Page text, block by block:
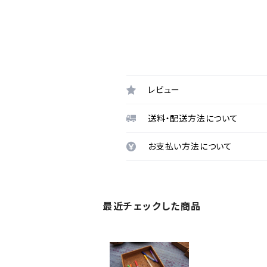
レビュー
送料・配送方法について
お支払い方法について
最近チェックした商品